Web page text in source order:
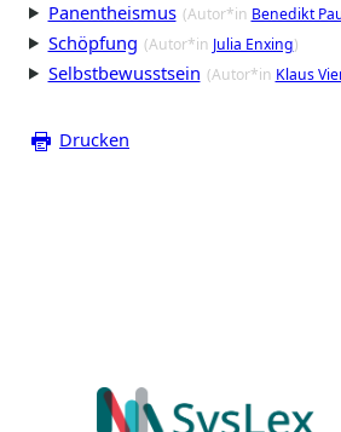
Panentheismus (Autor*in Benedikt
Schöpfung (Autor*in Julia Enxing)
Selbstbewusstsein (Autor*in Klaus
Drucken